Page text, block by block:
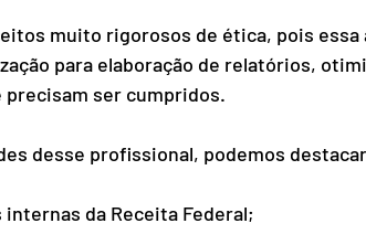
muito rigorosos de ética, pois
para elaboração de relatórios,
precisam ser cumpridos.
desse profissional, podemos
da Receita Federal;